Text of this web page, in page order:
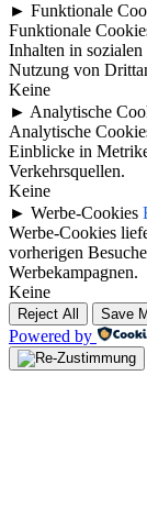
► Funktionale
Funktionale
Inhalten in
Nutzung von
Keine
► Analytische
Analytische
Einblicke in
Verkehrsquellen.
Keine
► Werbe-Cookies
Werbe-Cookies
vorherigen
Werbekampagnen.
Keine
Reject All Save
Powered by